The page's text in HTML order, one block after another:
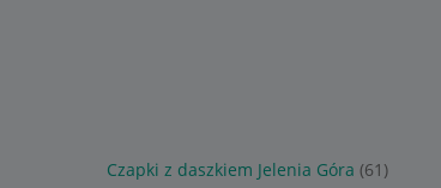
Czapki z daszkiem Jelenia Góra (61)